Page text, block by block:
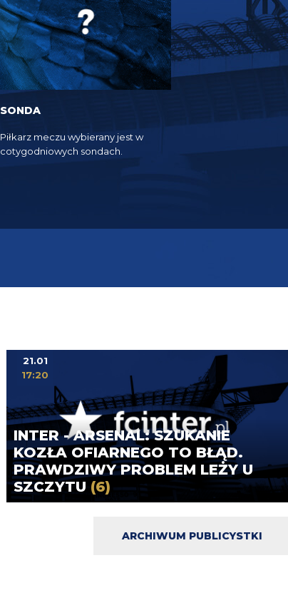
SONDA
Piłkarz meczu wybierany jest w
cotygodniowych sondach.
INTER - ARSENAL: SZUKANIE
KOZŁA OFIARNEGO TO BŁĄD.
PRAWDZIWY PROBLEM LEŻY U
SZCZYTU (6)
21.01
17:20
ARCHIWUM PUBLICYSTKI